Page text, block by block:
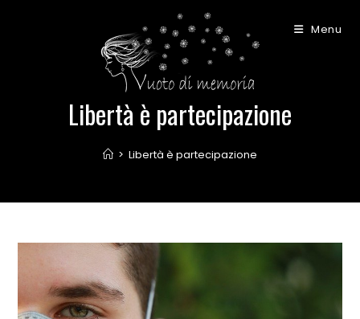
Menu
Libertà è partecipazione
> Libertà è partecipazione